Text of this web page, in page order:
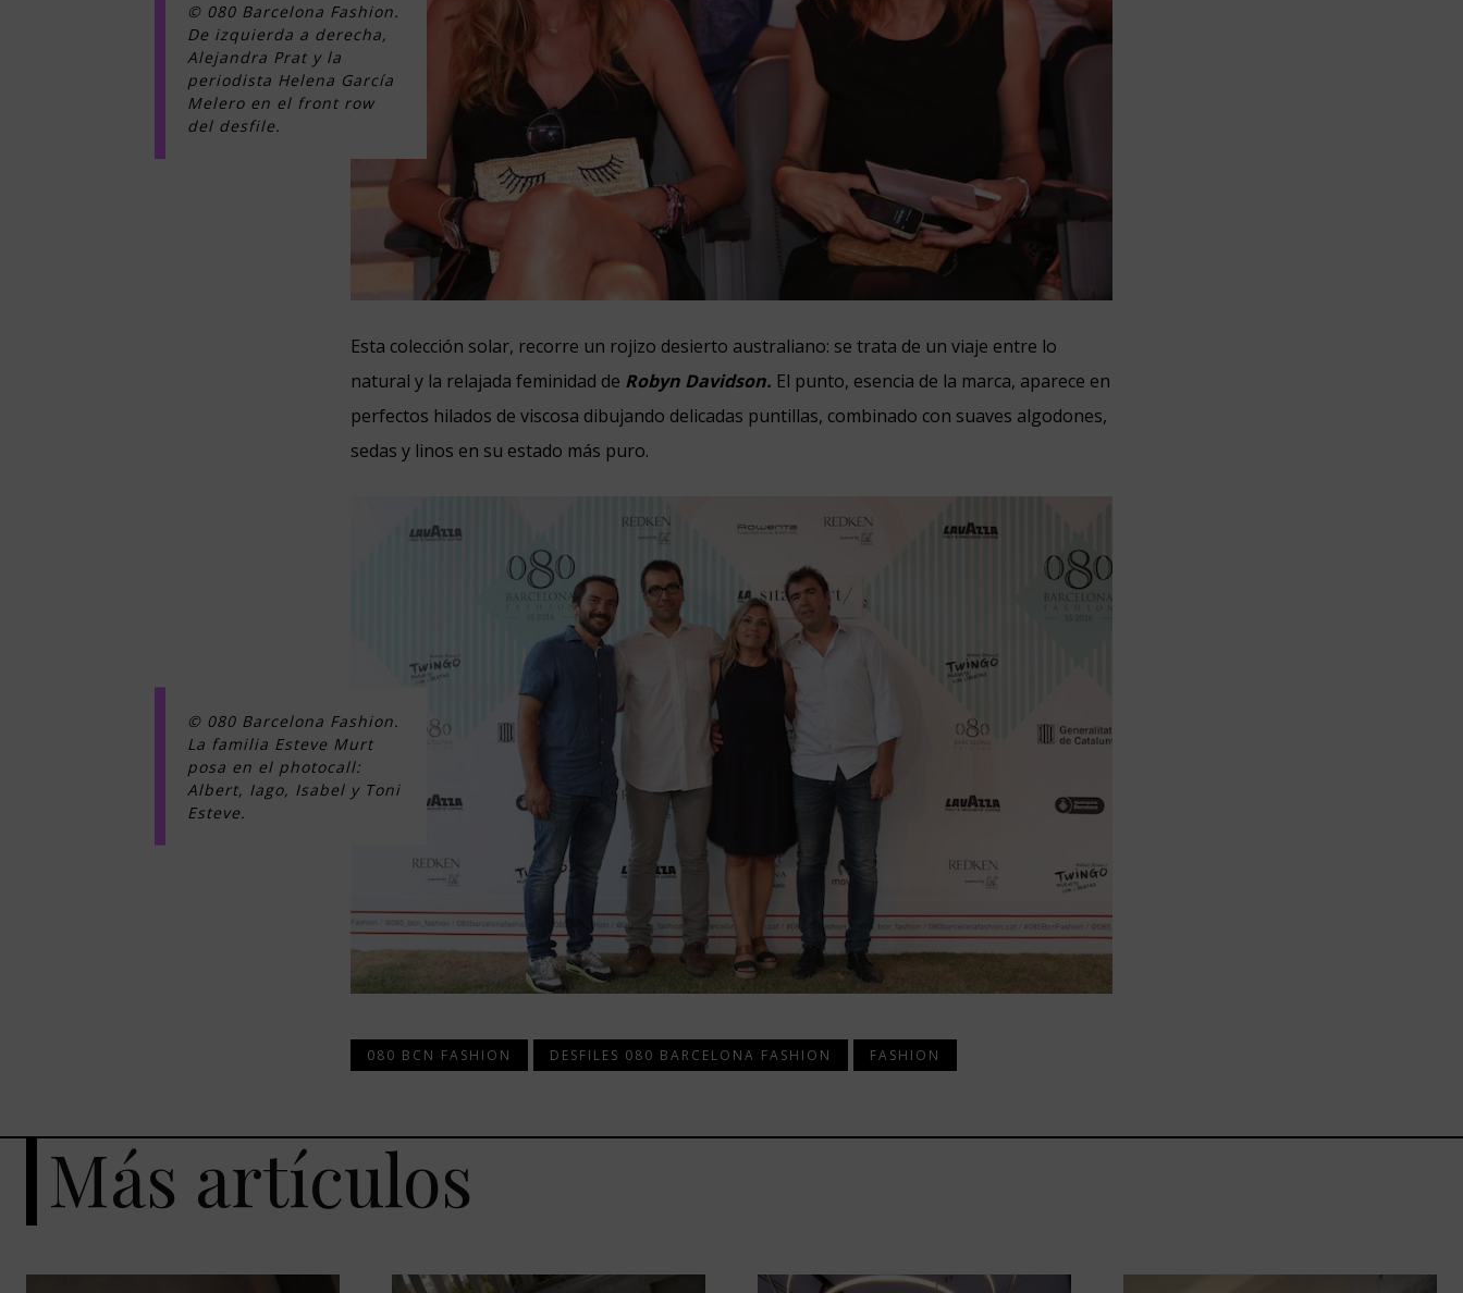
© 080 Barcelona Fashion.
De izquierda a derecha,
Alejandra Prat y la
periodista Helena García
Melero en el front row
del desfile.
Esta colección solar, recorre un rojizo desierto australiano: se trata de un viaje entre lo
natural y la relajada feminidad de Robyn Davidson. El punto, esencia de la marca, aparece en
perfectos hilados de viscosa dibujando delicadas puntillas, combinado con suaves algodones,
sedas y linos en su estado más puro.
© 080 Barcelona Fashion.
La familia Esteve Murt
posa en el photocall:
Albert, Iago, Isabel y Toni
Esteve.
080 BCN FASHION DESFILES 080 BARCELONA FASHION FASHION
Más artículos